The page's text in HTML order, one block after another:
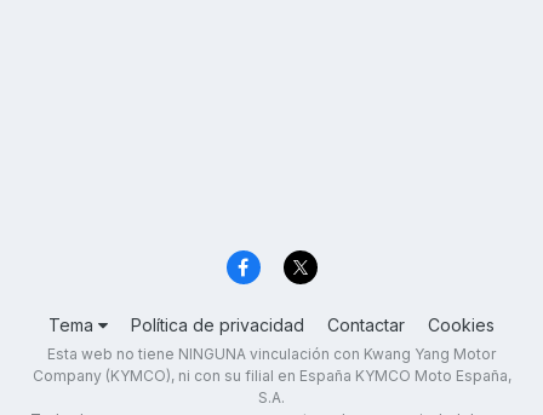
Tema Política de privacidad Contactar Cookies
Esta web no tiene NINGUNA vinculación con Kwang Yang Motor
Company (KYMCO), ni con su filial en España KYMCO Moto España,
S.A.